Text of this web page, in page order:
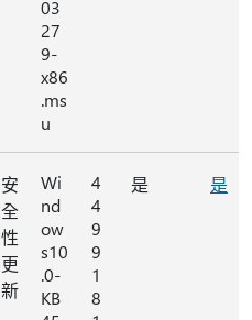
03
27
9-
x86
.ms
u
安
全
性
更
新
Wi
nd
ow
s10
.0-
KB
4
4
9
9
1
8
是 是